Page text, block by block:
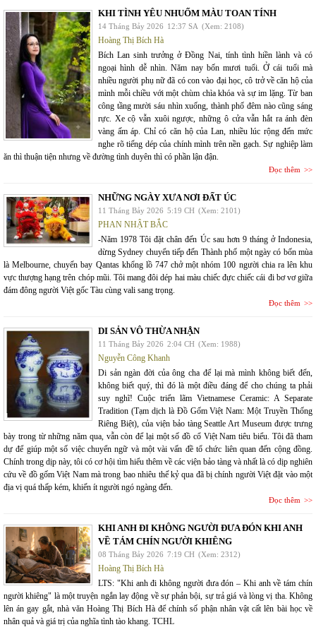
KHI TÌNH YÊU NHUỐM MÀU TOAN TÍNH
14 Tháng Bảy 2026 12:37 SA (Xem: 2108)
Hoàng Thị Bích Hà
Bích Lan sinh trưởng ở Đồng Nai, tính tình hiền lành và có
ngoại hình dễ nhìn. Năm nay bốn mươi tuổi. Ở cái tuổi mà
nhiều người phụ nữ đã có con vào đại học, cô trở về căn hộ của
mình mỗi chiều với một chùm chìa khóa và sự im lặng. Từ ban
công tầng mười sáu nhìn xuống, thành phố đêm nào cũng sáng
rực. Xe cộ vẫn xuôi ngược, những ô cửa vẫn hắt ra ánh đèn
vàng ấm áp. Chỉ có căn hộ của Lan, nhiều lúc rộng đến mức
nghe rõ tiếng dép của chính mình trên nền gạch. Sự nghiệp làm
ăn thì thuận tiện nhưng về đường tình duyên thì có phần lận đận.
Đọc thêm
NHỮNG NGÀY XƯA NƠI ĐẤT ÚC
11 Tháng Bảy 2026 5:19 CH (Xem: 2101)
PHAN NHẬT BẮC
-Năm 1978 Tôi đặt chân đến Úc sau hơn 9 tháng ở Indonesia,
dừng Sydney chuyển tiếp đến Thành phố một ngày có bốn mùa
là Melbourne, chuyến bay Qantas khổng lồ 747 chở một nhóm 100 người chia ra lên khu
vực thượng hạng trên chóp mũi. Tôi mang đôi dép hai màu chiếc đực chiếc cái đi bơ vơ giữa
đám đông người Việt gốc Tàu cùng vali sang trọng.
Đọc thêm
DI SẢN VÔ THỪA NHẬN
11 Tháng Bảy 2026 2:04 CH (Xem: 1988)
Nguyễn Công Khanh
Di sản ngàn đời của ông cha để lại mà mình không biết đến,
không biết quý, thì đó là một điều đáng để cho chúng ta phải
suy nghĩ! Cuộc triển lãm Vietnamese Ceramic: A Separate
Tradition (Tạm dịch là Đồ Gốm Việt Nam: Một Truyền Thống
Riêng Biệt), của viện bảo tàng Seattle Art Museum được trưng
bày trong từ những năm qua, vẫn còn để lại một số đồ cổ Việt Nam tiêu biểu. Tôi đã tham
dự để giúp một số việc chuyển ngữ và một vài vấn đề tổ chức liên quan đến cộng đồng.
Chính trong dịp này, tôi có cơ hội tìm hiểu thêm về các viện bảo tàng và nhất là có dịp nghiên
cứu về đồ gốm Việt Nam mà trong bao nhiêu thế kỷ qua đã bị chính người Việt đặt vào một
địa vị quá thấp kém, khiến ít người ngó ngàng đến.
Đọc thêm
KHI ANH ĐI KHÔNG NGƯỜI ĐƯA ĐÓN KHI ANH
VỀ TÁM CHÍN NGƯỜI KHIÊNG
08 Tháng Bảy 2026 7:19 CH (Xem: 2312)
Hoàng Thị Bích Hà
LTS: "Khi anh đi không người đưa đón – Khi anh về tám chín
người khiêng" là một truyện ngắn lay động về sự phản bội, sự trả giá và lòng vị tha. Không
lên án gay gắt, nhà văn Hoàng Thị Bích Hà để chính số phận nhân vật cất lên bài học về
nhân quả và giá trị của nghĩa tình tào khang. TCHL